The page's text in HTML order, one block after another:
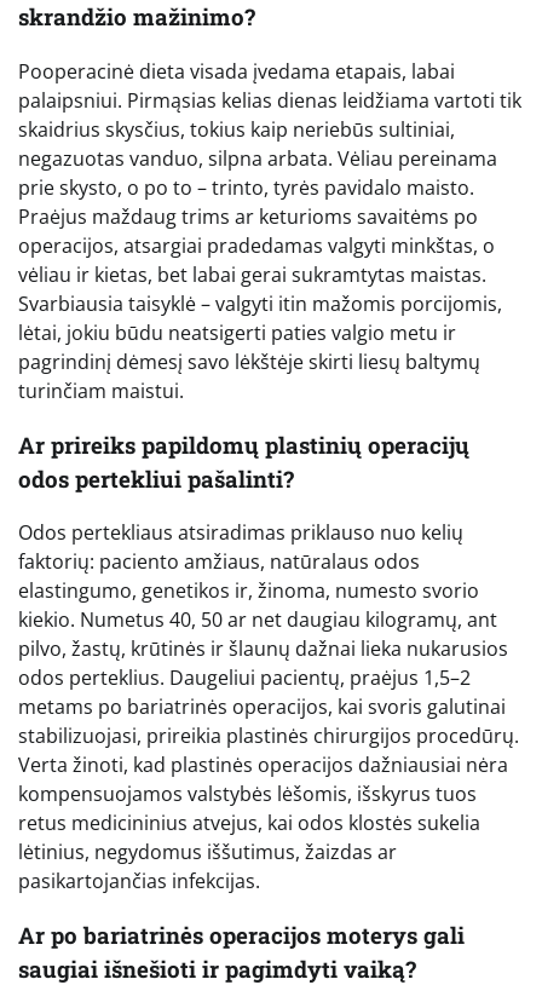
skrandžio mažinimo?
Pooperacinė dieta visada įvedama etapais, labai
palaipsniui. Pirmąsias kelias dienas leidžiama vartoti tik
skaidrius skysčius, tokius kaip neriebūs sultiniai,
negazuotas vanduo, silpna arbata. Vėliau pereinama
prie skysto, o po to – trinto, tyrės pavidalo maisto.
Praėjus maždaug trims ar keturioms savaitėms po
operacijos, atsargiai pradedamas valgyti minkštas, o
vėliau ir kietas, bet labai gerai sukramtytas maistas.
Svarbiausia taisyklė – valgyti itin mažomis porcijomis,
lėtai, jokiu būdu neatsigerti paties valgio metu ir
pagrindinį dėmesį savo lėkštėje skirti liesų baltymų
turinčiam maistui.
Ar prireiks papildomų plastinių operacijų
odos pertekliui pašalinti?
Odos pertekliaus atsiradimas priklauso nuo kelių
faktorių: paciento amžiaus, natūralaus odos
elastingumo, genetikos ir, žinoma, numesto svorio
kiekio. Numetus 40, 50 ar net daugiau kilogramų, ant
pilvo, žastų, krūtinės ir šlaunų dažnai lieka nukarusios
odos perteklius. Daugeliui pacientų, praėjus 1,5–2
metams po bariatrinės operacijos, kai svoris galutinai
stabilizuojasi, prireikia plastinės chirurgijos procedūrų.
Verta žinoti, kad plastinės operacijos dažniausiai nėra
kompensuojamos valstybės lėšomis, išskyrus tuos
retus medicininius atvejus, kai odos klostės sukelia
lėtinius, negydomus iššutimus, žaizdas ar
pasikartojančias infekcijas.
Ar po bariatrinės operacijos moterys gali
saugiai išnešioti ir pagimdyti vaiką?